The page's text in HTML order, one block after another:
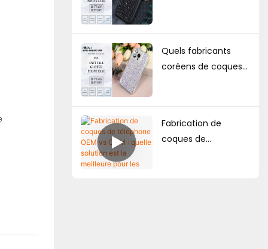
en gros ?
Quantité minimale
de commande,
guide de production
Quels fabricants
coréens de coques
matière de
conception ?
Fabrication de
coques de